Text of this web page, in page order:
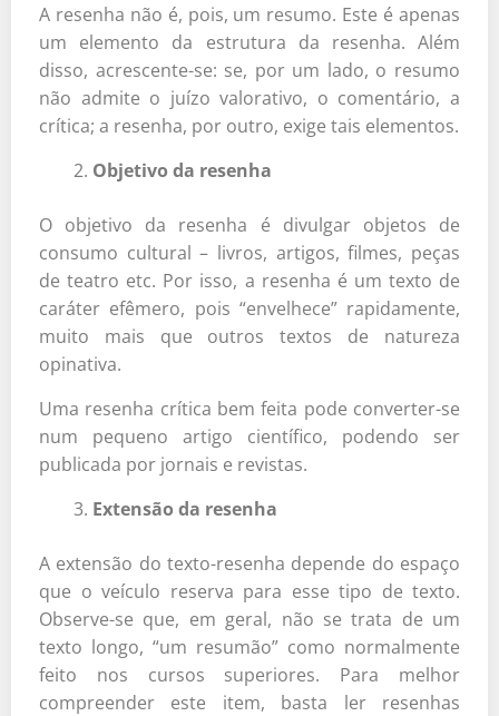
A resenha não é, pois, um resumo. Este é apenas
um elemento da estrutura da resenha. Além
disso, acrescente-se: se, por um lado, o resumo
não admite o juízo valorativo, o comentário, a
crítica; a resenha, por outro, exige tais elementos.
Objetivo da resenha
O objetivo da resenha é divulgar objetos de
consumo cultural – livros, artigos, filmes, peças
de teatro etc. Por isso, a resenha é um texto de
caráter efêmero, pois “envelhece” rapidamente,
muito mais que outros textos de natureza
opinativa.
Uma resenha crítica bem feita pode converter-se
num pequeno artigo científico, podendo ser
publicada por jornais e revistas.
Extensão da resenha
A extensão do texto-resenha depende do espaço
que o veículo reserva para esse tipo de texto.
Observe-se que, em geral, não se trata de um
texto longo, “um resumão” como normalmente
feito nos cursos superiores. Para melhor
compreender este item, basta ler resenhas